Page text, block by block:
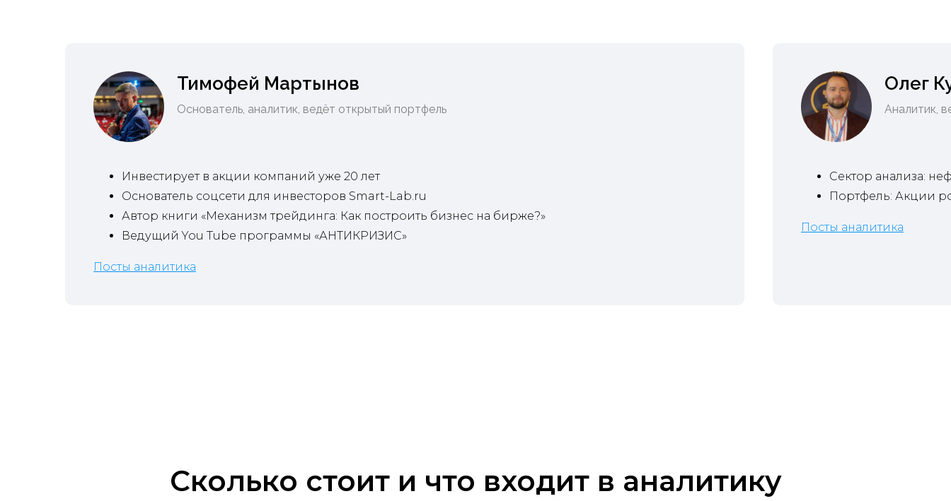
Тимофей Мартынов
Основатель, аналитик, ведёт открытый портфель
Инвестирует в акции компаний уже 20 лет
Основатель соцсети для инвесторов Smart-Lab.ru
Автор книги «Механизм трейдинга: Как построить бизнес на бирже?»
Ведущий You Tube программы «АНТИКРИЗИС»
Посты аналитика
Олег
Аналитик,
Сектор анализа:
Портфель: Акции
Посты аналитика
Сколько стоит и что входит в аналитику